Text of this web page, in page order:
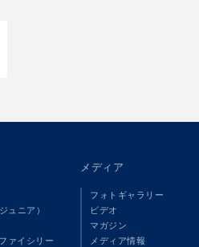
ュニア）
ァイシリー
メディア
フォトギャラリー
ビデオ
マガジン
メディア情報